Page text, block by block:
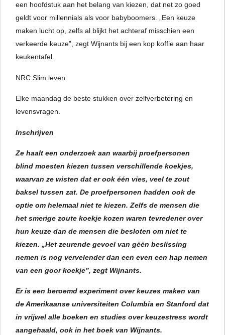
een hoofdstuk aan het belang van kiezen, dat net zo goed
geldt voor millennials als voor babyboomers. „Een keuze
maken lucht op, zelfs al blijkt het achteraf misschien een
verkeerde keuze”, zegt Wijnants bij een kop koffie aan haar
keukentafel.
NRC Slim leven
Elke maandag de beste stukken over zelfverbetering en
levensvragen.
Inschrijven
Ze haalt een onderzoek aan waarbij proefpersonen
blind moesten kiezen tussen verschillende koekjes,
waarvan ze wisten dat er ook één vies, veel te zout
baksel tussen zat. De proefpersonen hadden ook de
optie om helemaal niet te kiezen. Zelfs de mensen die
het smerige zoute koekje kozen waren tevredener over
hun keuze dan de mensen die besloten om niet te
kiezen. „Het zeurende gevoel van géén beslissing
nemen is nog vervelender dan een even een hap nemen
van een goor koekje”, zegt Wijnants.
Er is een beroemd experiment over keuzes maken van
de Amerikaanse universiteiten Columbia en Stanford dat
in vrijwel alle boeken en studies over keuzestress wordt
aangehaald, ook in het boek van Wijnants.